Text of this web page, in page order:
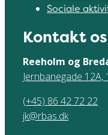
Sociale
Kontakt os
Reeholm og
Jernbanegade
(+45) 86 42 72 22
jk@rbas.dk